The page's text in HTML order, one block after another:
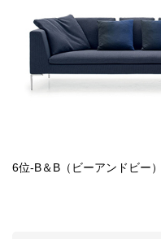
6位-B＆B（ビーアンドビー